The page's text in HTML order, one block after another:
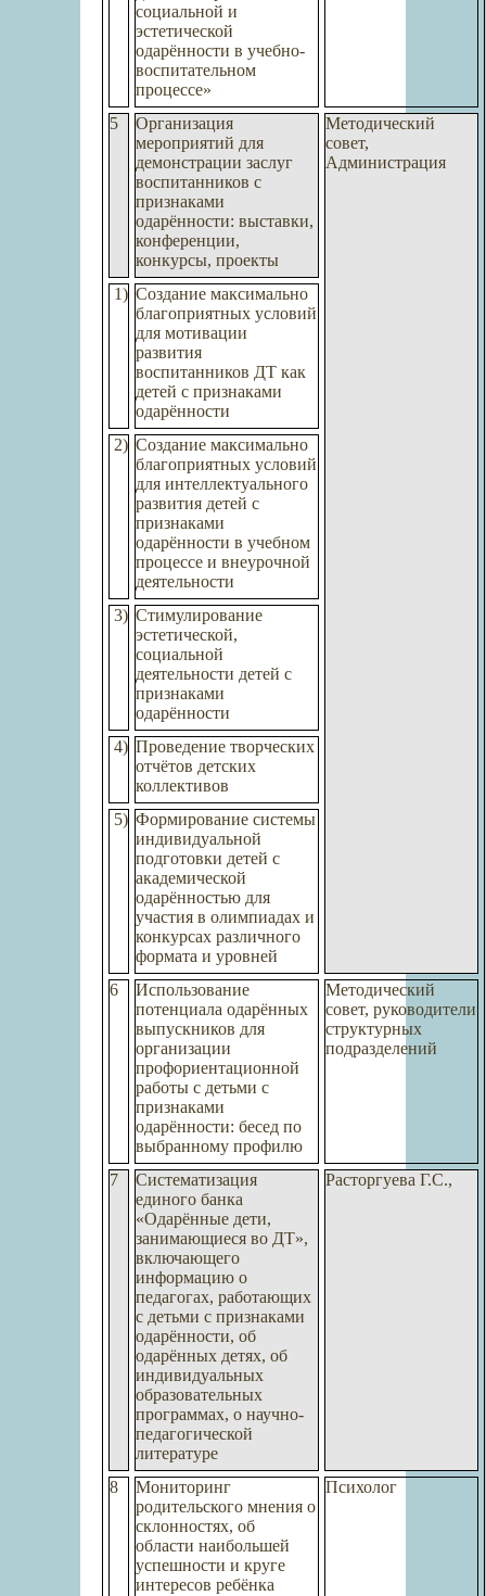
социальной и
эстетической
одарённости в учебно-
воспитательном
процессе»
5
Организация
мероприятий для
демонстрации заслуг
воспитанников с
признаками
одарённости: выставки,
конференции,
конкурсы, проекты
Методический
совет,
Администрация
1) Создание максимально
благоприятных условий
для мотивации
развития
воспитанников ДТ как
детей с признаками
одарённости
2) Создание максимально
благоприятных условий
для интеллектуального
развития детей с
признаками
одарённости в учебном
процессе и внеурочной
деятельности
3) Стимулирование
эстетической,
социальной
деятельности детей с
признаками
одарённости
4) Проведение творческих
отчётов детских
коллективов
5) Формирование системы
индивидуальной
подготовки детей с
академической
одарённостью для
участия в олимпиадах и
конкурсах различного
формата и уровней
6
Использование
потенциала одарённых
выпускников для
организации
профориентационной
работы с детьми с
признаками
одарённости: бесед по
выбранному профилю
Методический
совет, руководители
структурных
подразделений
7
Систематизация
единого банка
«Одарённые дети,
занимающиеся во ДТ»,
включающего
информацию о
педагогах, работающих
с детьми с признаками
одарённости, об
одарённых детях, об
индивидуальных
образовательных
программах, о научно-
педагогической
литературе
Расторгуева Г.С.,
8
Мониторинг
родительского мнения о
склонностях, об
области наибольшей
успешности и круге
интересов ребёнка
Психолог